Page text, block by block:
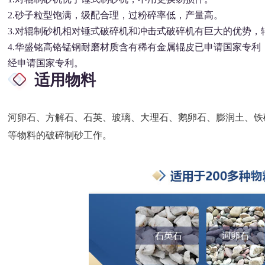
2.砂子粒型饱满，级配合理，过粉碎率低，产量高。
3.对辊制砂机相对锤式破碎机和冲击式破碎机有巨大的优势
4.华盛铭高铬锰钢耐磨材质含有稀有金属辊皮已申请国家专
经申请国家专利。
适用物料
河卵石、方解石、石英、玻璃、大理石、鹅卵石、膨润土、
等物料的破碎制砂工作。